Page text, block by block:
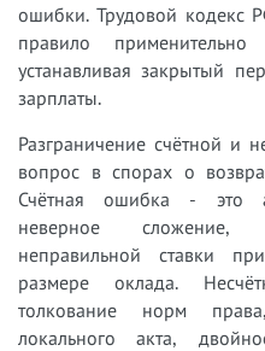
ошибки. Трудовой кодекс
правило
устанавливая закрытый
зарплаты.
Разграничение счётной и
вопрос в спорах о
Счётная ошибка - это
неверное сложение,
неправильной ставки
размере оклада.
толкование норм
локального акта,